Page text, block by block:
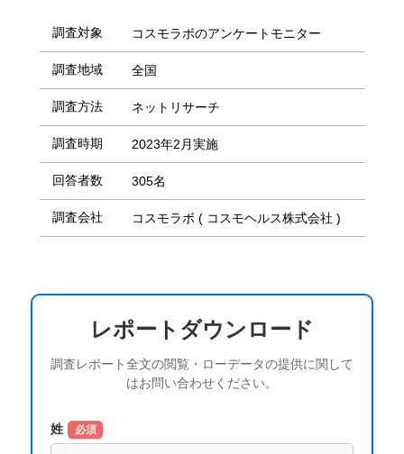
調査対象 コスモラボのアンケートモニター
調査地域 全国
調査方法 ネットリサーチ
調査時期 2023年2月実施
回答者数 305名
調査会社 コスモラボ ( コスモヘルス株式会社 )
レポートダウンロード
調査レポート全文の閲覧・ローデータの提供に関して
はお問い合わせください。
姓 必須